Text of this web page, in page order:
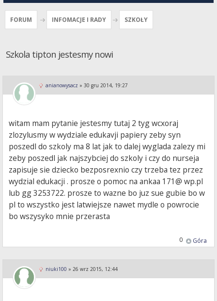
FORUM INFOMACJE I RADY SZKOŁY
Szkola tipton jestesmy nowi
anianowysacz » 30 gru 2014, 19:27
witam mam pytanie jestesmy tutaj 2 tyg wcxoraj
zlozylusmy w wydziale edukavji papiery zeby syn
poszedl do szkoly ma 8 lat jak to dalej wyglada zalezy mi
zeby poszedl jak najszybciej do szkoly i czy do nurseja
zapisuje sie dziecko bezposrexnio czy trzeba tez przez
wydzial edukacji . prosze o pomoc na ankaa 171@ wp.pl
lub gg 3253722. prosze to wazne bo juz sue gubie bo w
pl to wszystko jest latwiejsze nawet mydle o powrocie
bo wszysyko mnie przerasta
Góra
0
niuki100 » 26 wrz 2015, 12:44